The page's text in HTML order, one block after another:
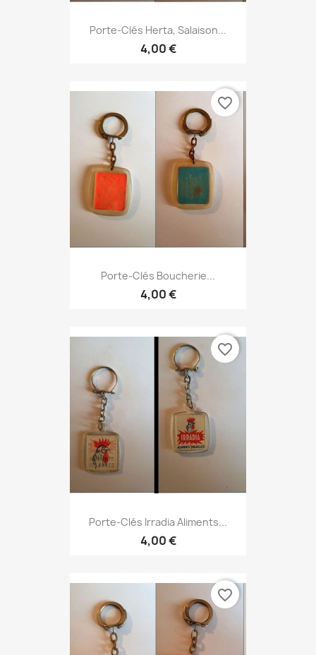
Porte-Clés Herta, Salaison...
4,00 €
Porte-Clés Boucherie...
4,00 €
favorite_border
Porte-Clés Irradia Aliments...
4,00 €
favorite_border
favorite_border